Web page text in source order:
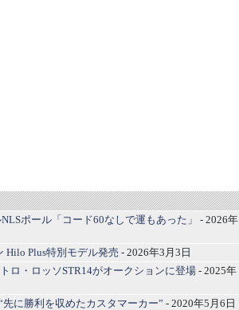
ポール「コード60なしで運もあった」
- 2026年
Hilo Plus特別モデル発売 - 2026年3月3日
ロ・ロッソSTR14がオークションに登場- 2025年
に勝利を収めたカスタマーカー” - 2020年5月6日